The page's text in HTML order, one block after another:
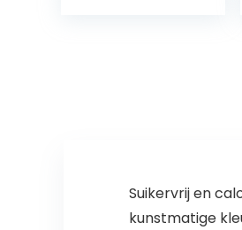
Suikervrij en
kunstmatige